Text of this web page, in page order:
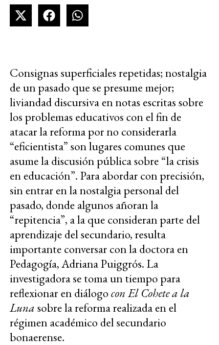
Consignas superficiales repetidas; nostalgia
de un pasado que se presume mejor;
liviandad discursiva en notas escritas sobre
los problemas educativos con el fin de
atacar la reforma por no considerarla
“eficientista” son lugares comunes que
asume la discusión pública sobre “la crisis
en educación”. Para abordar con precisión,
sin entrar en la nostalgia personal del
pasado, donde algunos añoran la
“repitencia”, a la que consideran parte del
aprendizaje del secundario, resulta
importante conversar con la doctora en
Pedagogía, Adriana Puiggrós. La
investigadora se toma un tiempo para
reflexionar en diálogocon El Cohete a la
Lunasobre la reforma realizada en el
régimen académico del secundario
bonaerense.